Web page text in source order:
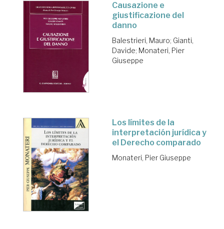
Causazione e
giustificazione del
danno
Balestrieri, Mauro; Gianti,
Davide; Monateri, Pier
Giuseppe
Los límites de la
interpretación jurídica y
el Derecho comparado
Monateri, Pier Giuseppe